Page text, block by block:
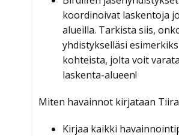
koordinoivat laskentoja
alueilla. Tarkista siis,
yhdistykselläsi
kohteista, jolta voit
laskenta-alueen!
Miten havainnot kirjataan
Kirjaa kaikki